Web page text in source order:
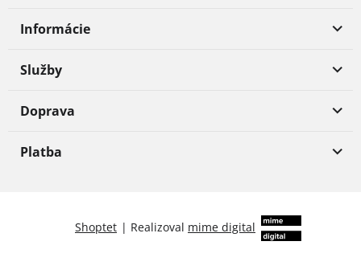
Informácie
Služby
Doprava
Platba
Shoptet | Realizoval mime digital